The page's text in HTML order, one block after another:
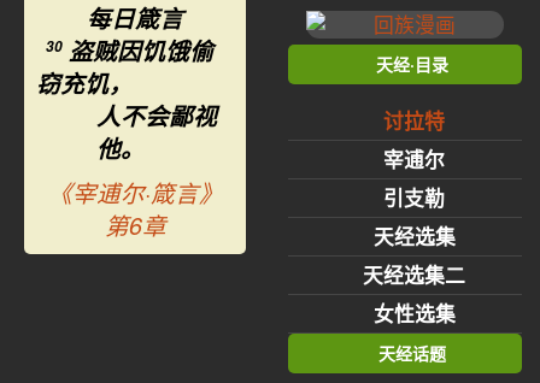
每日箴言
30 盗贼因饥饿偷
窃充饥，
人不会鄙视
他。
《宰逋尔·箴言》
第6章
天经·目录
讨拉特
宰逋尔
引支勒
天经选集
天经选集二
女性选集
天经话题